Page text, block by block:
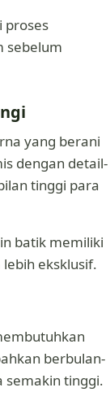
proses
sebelum
yang berani
dengan detail-
tinggi para
batik memiliki
eksklusif.
berbulan-
semakin tinggi.